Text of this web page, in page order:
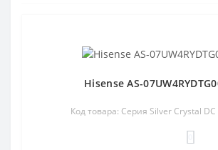
Hisense AS-
Код товара: Серия Silver Crystal